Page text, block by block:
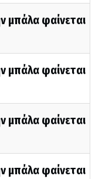
μπάλα φαίνεται
μπάλα φαίνεται
μπάλα φαίνεται
μπάλα φαίνεται